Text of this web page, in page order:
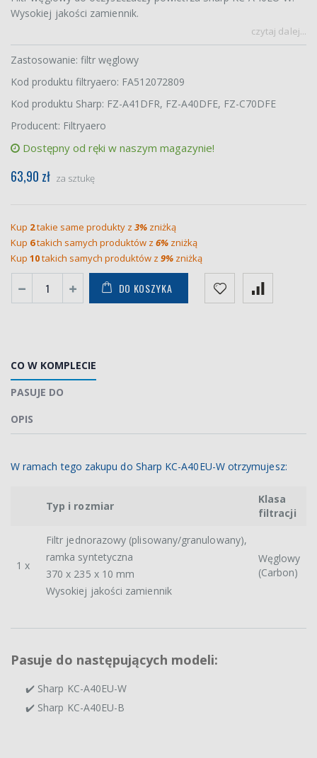
Wysokiej jakości zamiennik.
czytaj dalej...
Zastosowanie: filtr węglowy
Kod produktu filtryaero: FA512072809
Kod produktu Sharp: FZ-A41DFR, FZ-A40DFE, FZ-C70DFE
Producent: Filtryaero
Dostępny od ręki w naszym magazynie!
63,90 zł za sztukę
Kup 2takie same produkty z 3% zniżką
Kup 6takich samych produktów z 6% zniżką
Kup 10takich samych produktów z 9% zniżką
DO KOSZYKA
CO W KOMPLECIE
PASUJE DO
OPIS
W ramach tego zakupu do Sharp KC-A40EU-W otrzymujesz:
Typ i rozmiar
Klasa
filtracji
1 x
Filtr jednorazowy (plisowany/granulowany),
ramka syntetyczna
370 x 235 x 10 mm
Wysokiej jakości zamiennik
Węglowy
(Carbon)
Pasuje do następujących modeli:
✔️ Sharp KC-A40EU-W
✔️ Sharp KC-A40EU-B